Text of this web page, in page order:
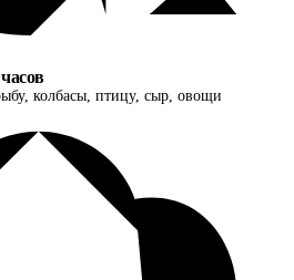
колбасы, птицу, сыр, овощи